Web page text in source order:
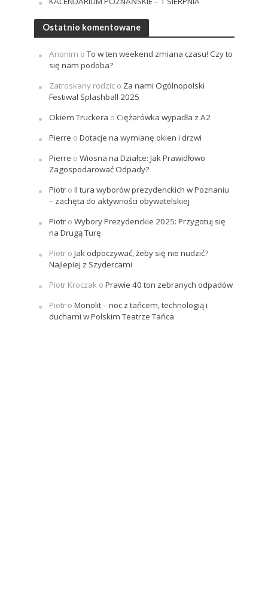
Ostatnio komentowane
Anonim oTo w ten weekend zmiana czasu! Czy to
się nam podoba?
Zatroskany rodzico Za nami Ogólnopolski
Festiwal Splashball 2025
Okiem Truckera o Ciężarówka wypadła z A2
Pierre o Dotacje na wymianę okien i drzwi
Pierre o Wiosna na Działce: Jak Prawidłowo
Zagospodarować Odpady?
Piotro II tura wyborów prezydenckich w Poznaniu
– zachęta do aktywności obywatelskiej
Piotro Wybory Prezydenckie 2025: Przygotuj się
na Drugą Turę
Piotro Jak odpoczywać, żeby się nie nudzić?
Najlepiej z Szydercami
Piotr Kroczako Prawie 40 ton zebranych odpadów
Piotro Monolit – noc z tańcem, technologią i
duchami w Polskim Teatrze Tańca